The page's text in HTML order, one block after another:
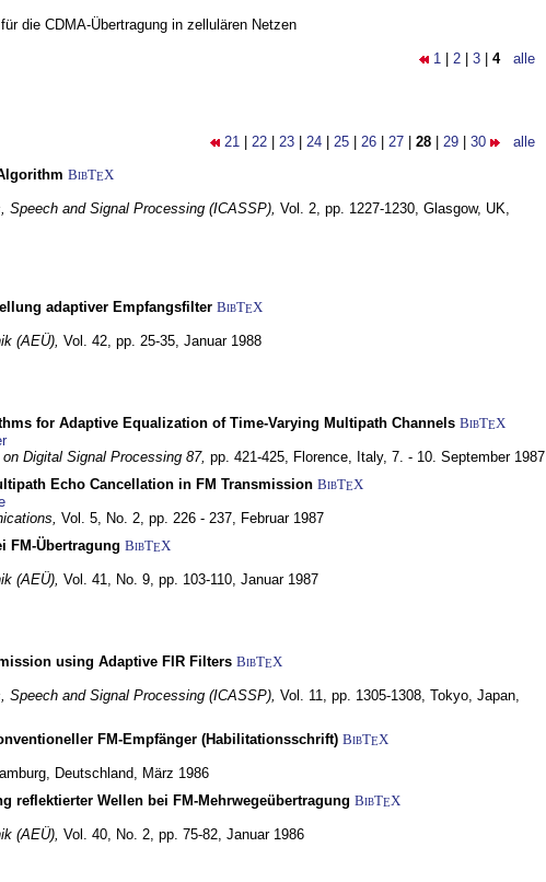
die CDMA-Übertragung in zellulären Netzen
1 2 3 4 alle
21 22 23 24 25 26 27 28 29 30 alle
BibTEX
and Signal Processing (ICASSP), Vol. 2, pp. 1227-1230, Glasgow, UK,
adaptiver Empfangsfilter BibTEX
(AEÜ), Vol. 42, pp. 25-35, Januar 1988
for Adaptive Equalization of Time-Varying Multipath Channels BibTEX
Digital Signal Processing 87, pp. 421-425, Florence, Italy, 7. - 10. September 1987
Echo Cancellation in FM Transmission BibTEX
Vol. 5, No. 2, pp. 226 - 237, Februar 1987
FM-Übertragung BibTEX
(AEÜ), Vol. 41, No. 9, pp. 103-110, Januar 1987
using Adaptive FIR Filters BibTEX
and Signal Processing (ICASSP), Vol. 11, pp. 1305-1308, Tokyo, Japan,
FM-Empfänger (Habilitationsschrift) BibTEX
Deutschland, März 1986
reflektierter Wellen bei FM-Mehrwegeübertragung BibTEX
(AEÜ), Vol. 40, No. 2, pp. 75-82, Januar 1986